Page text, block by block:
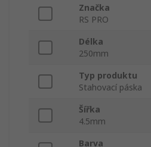
Značka
RS PRO
Délka
250mm
Typ produktu
Stahovací páska
Šířka
4.5mm
Barva